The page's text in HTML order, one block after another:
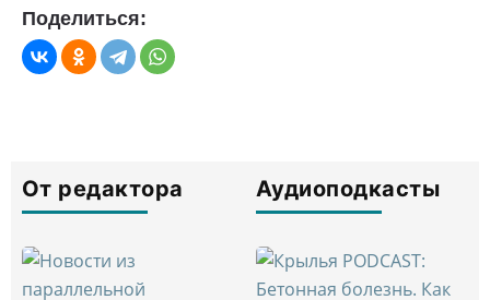
Поделиться:
От редактора Аудиоподкасты